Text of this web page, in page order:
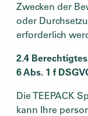
Zwecken der
oder
erforderlich
2.4
6 Abs. 1 f
Die TEEPACK
kann Ihre